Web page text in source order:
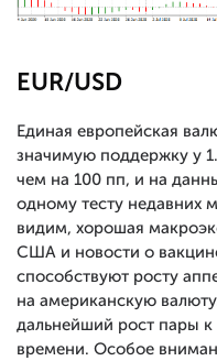
EUR/USD
Единая европейская
значимую поддержку у
чем на 100 пп, и на
одному тесту недавних
видим, хорошая
США и новости о
способствуют росту
на американскую
дальнейший рост пары к
времени. Особое